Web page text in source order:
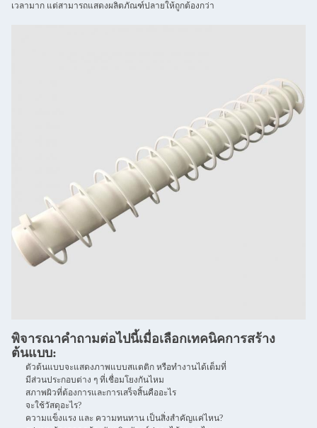
เวลามาก แต่สามารถแสดงผลิตภัณฑ์ปลายให้ถูกต้องกว่า
พิจารณาคําถามต่อไปนี้เมื่อเลือกเทคนิคการสร้าง
ต้นแบบ:
ตัวต้นแบบจะแสดงภาพแบบสแตติก หรือทํางานได้เต็มที่
มีส่วนประกอบต่าง ๆ ที่เชื่อมโยงกันไหม
สภาพผิวที่ต้องการและการเสร็จสิ้นคืออะไร
จะใช้วัสดุอะไร?
ความแข็งแรง และ ความทนทาน เป็นสิ่งสําคัญแค่ไหน?